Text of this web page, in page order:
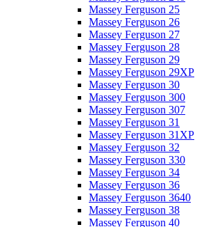
Massey Ferguson 25
Massey Ferguson 26
Massey Ferguson 27
Massey Ferguson 28
Massey Ferguson 29
Massey Ferguson 29XP
Massey Ferguson 30
Massey Ferguson 300
Massey Ferguson 307
Massey Ferguson 31
Massey Ferguson 31XP
Massey Ferguson 32
Massey Ferguson 330
Massey Ferguson 34
Massey Ferguson 36
Massey Ferguson 3640
Massey Ferguson 38
Massey Ferguson 40